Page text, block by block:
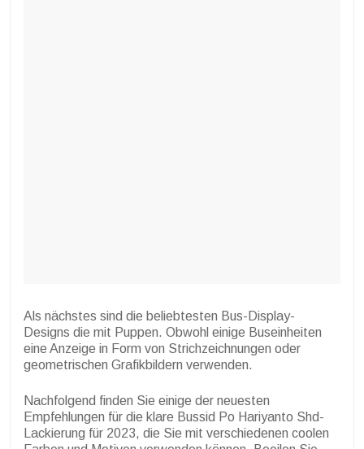
Als nächstes sind die beliebtesten Bus-Display-
Designs die mit Puppen. Obwohl einige Buseinheiten
eine Anzeige in Form von Strichzeichnungen oder
geometrischen Grafikbildern verwenden.
Nachfolgend finden Sie einige der neuesten
Empfehlungen für die klare Bussid Po Hariyanto Shd-
Lackierung für 2023, die Sie mit verschiedenen coolen